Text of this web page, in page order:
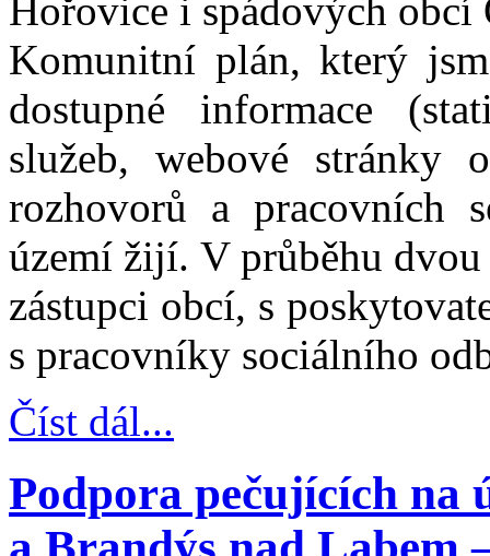
Hořovice i spádových obcí
Komunitní plán, který
dostupné informace
služeb, webové stránky
rozhovorů a pracovních
území žijí. V průběhu
zástupci obcí, s
s pracovníky sociálního
Číst dál...
Podpora pečujících na